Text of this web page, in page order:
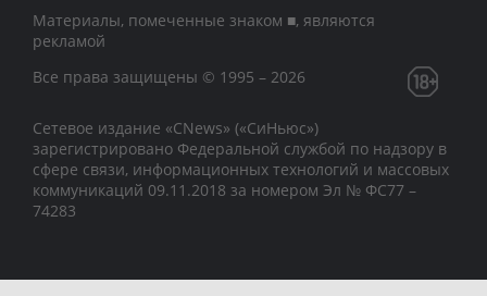
Материалы, помеченные знаком ■, являются
рекламой
Все права защищены © 1995 – 2026
Сетевое издание «CNews» («СиНьюс»)
зарегистрировано Федеральной службой по надзору в
сфере связи, информационных технологий и массовых
коммуникаций 09.11.2018 за номером Эл № ФС77 –
74283